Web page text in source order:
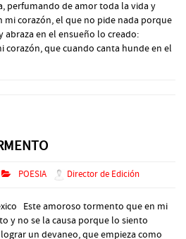
perfumando de amor toda la vida y
corazón, el que no pide nada porque
abraza en el ensueño lo creado:
corazón, que cuando canta hunde en el
POESIA Director de Edición
Este amoroso tormento que en mi
y no se la causa porque lo siento
un devaneo, que empieza como